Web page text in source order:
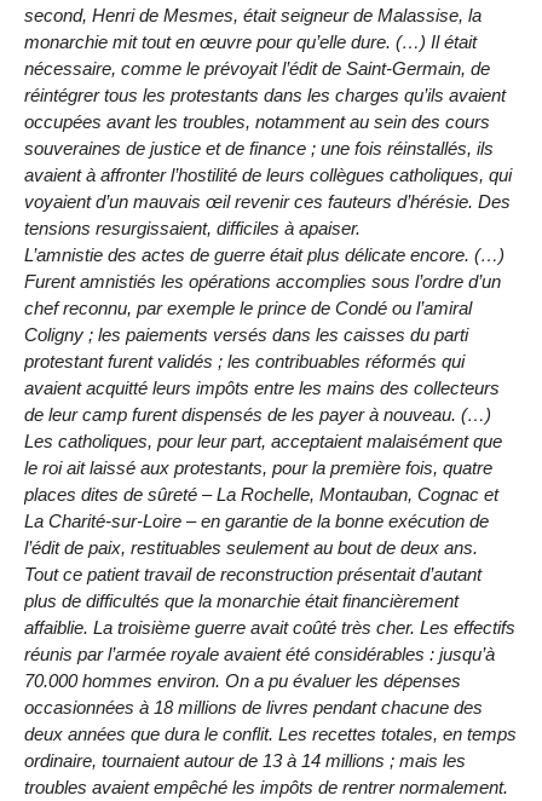
second, Henri de Mesmes, était seigneur de Malassise, la
monarchie mit tout en œuvre pour qu’elle dure. (…) Il était
nécessaire, comme le prévoyait l’édit de Saint-Germain, de
réintégrer tous les protestants dans les charges qu’ils avaient
occupées avant les troubles, notamment au sein des cours
souveraines de justice et de finance ; une fois réinstallés, ils
avaient à affronter l’hostilité de leurs collègues catholiques, qui
voyaient d’un mauvais œil revenir ces fauteurs d’hérésie. Des
tensions resurgissaient, difficiles à apaiser.
L’amnistie des actes de guerre était plus délicate encore. (…)
Furent amnistiés les opérations accomplies sous l’ordre d’un
chef reconnu, par exemple le prince de Condé ou l’amiral
Coligny ; les paiements versés dans les caisses du parti
protestant furent validés ; les contribuables réformés qui
avaient acquitté leurs impôts entre les mains des collecteurs
de leur camp furent dispensés de les payer à nouveau. (…)
Les catholiques, pour leur part, acceptaient malaisément que
le roi ait laissé aux protestants, pour la première fois, quatre
places dites de sûreté – La Rochelle, Montauban, Cognac et
La Charité-sur-Loire – en garantie de la bonne exécution de
l’édit de paix, restituables seulement au bout de deux ans.
Tout ce patient travail de reconstruction présentait d’autant
plus de difficultés que la monarchie était financièrement
affaiblie. La troisième guerre avait coûté très cher. Les effectifs
réunis par l’armée royale avaient été considérables : jusqu’à
70.000 hommes environ. On a pu évaluer les dépenses
occasionnées à 18 millions de livres pendant chacune des
deux années que dura le conflit. Les recettes totales, en temps
ordinaire, tournaient autour de 13 à 14 millions ; mais les
troubles avaient empêché les impôts de rentrer normalement.